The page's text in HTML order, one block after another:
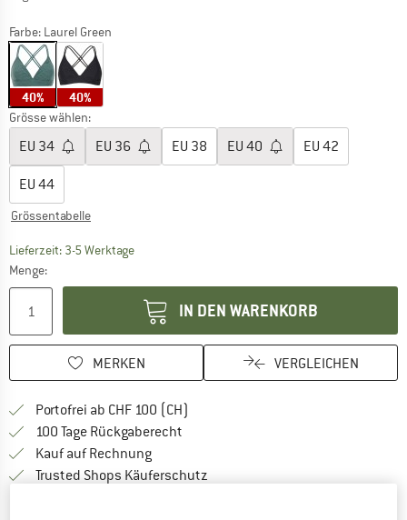
Farbe: Laurel Green
40% 40%
Grösse wählen:
EU 34 EU 36 EU 38 EU 40 EU 42
EU 44
Grössentabelle
Lieferzeit: 3-5 WerktageDer Link öffnet sich in einer Infobox und
Menge:
IN DEN WARENKORB
MERKEN VERGLEICHEN
Portofrei ab CHF 100 (CH)
100 Tage Rückgaberecht
Kauf auf RechnungFinde die Zahlungs-Infos hier! Öffnet
Trusted Shops Käuferschutz